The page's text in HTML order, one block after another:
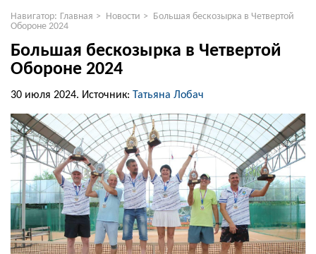
Навигатор: Главная > Новости > Большая бескозырка в Четвертой
Обороне 2024
Большая бескозырка в Четвертой
Обороне 2024
30 июля 2024. Источник: Татьяна Лобач